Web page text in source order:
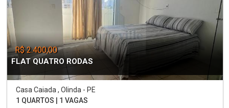
R$ 2.400,00
FLAT QUATRO RODAS
Casa Caiada , Olinda - PE
1 QUARTOS | 1 VAGAS